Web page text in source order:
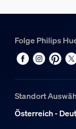
915005987201
Nettogewicht
2,275 kg
Kabellänge
2.000
Folge Philips
Standort
Österreich -